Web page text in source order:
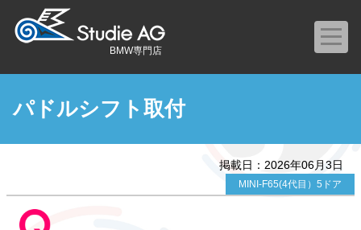
BMW専門店
パドルシフト取付
掲載日：2026年06月3日
MINI-F65(4代目）5ドア